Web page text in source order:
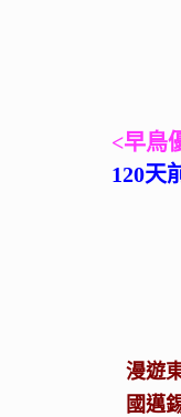
<早鳥
120天
漫遊
國邁